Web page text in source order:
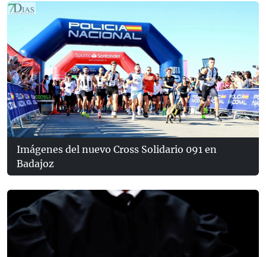
Imágenes del nuevo Cross Solidario 091 en
Badajoz